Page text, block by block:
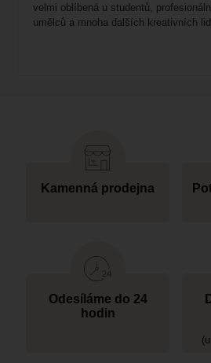
velmi oblíbená u studentů,
umělců a mnoha dalších kreativních
Kamenná prodejna
Odesíláme do 24
hodin